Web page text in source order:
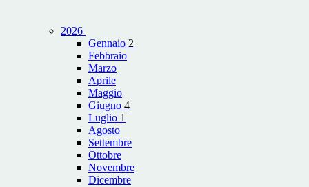
2026
Gennaio 2
Febbraio
Marzo
Aprile
Maggio
Giugno 4
Luglio 1
Agosto
Settembre
Ottobre
Novembre
Dicembre